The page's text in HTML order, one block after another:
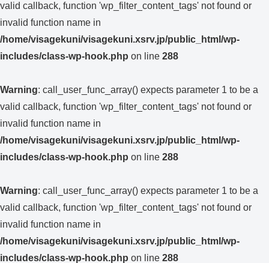
valid callback, function 'wp_filter_content_tags' not found or
invalid function name in
/home/visagekuni/visagekuni.xsrv.jp/public_html/wp-
includes/class-wp-hook.php on line 288
Warning: call_user_func_array() expects parameter 1 to be a
valid callback, function 'wp_filter_content_tags' not found or
invalid function name in
/home/visagekuni/visagekuni.xsrv.jp/public_html/wp-
includes/class-wp-hook.php on line 288
Warning: call_user_func_array() expects parameter 1 to be a
valid callback, function 'wp_filter_content_tags' not found or
invalid function name in
/home/visagekuni/visagekuni.xsrv.jp/public_html/wp-
includes/class-wp-hook.php on line 288